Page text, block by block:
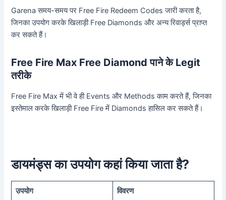
Garena समय-समय पर Free Fire Redeem Codes जारी करता है,
जिनका उपयोग करके खिलाड़ी Free Diamonds और अन्य रिवार्ड्स प्राप्त
कर सकते हैं।
Free Fire Max Free Diamond पाने के Legit
तरीके
Free Fire Max में भी वे ही Events और Methods काम करते हैं, जिनका
इस्तेमाल करके खिलाड़ी Free Fire में Diamonds हासिल कर सकते हैं।
डायमंड्स का उपयोग कहां किया जाता है?
उपयोग विवरण